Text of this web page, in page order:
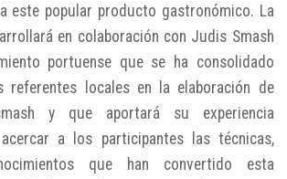
este popular producto gastronómico. La
en colaboración con Judis Smash
portuense que se ha consolidado
referentes locales en la elaboración de
y que aportará su experiencia
a los participantes las técnicas,
que han convertido esta